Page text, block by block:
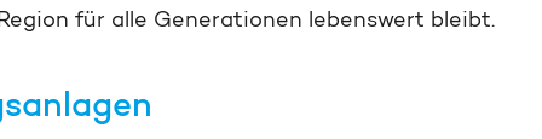
für alle Generationen lebenswert bleibt.